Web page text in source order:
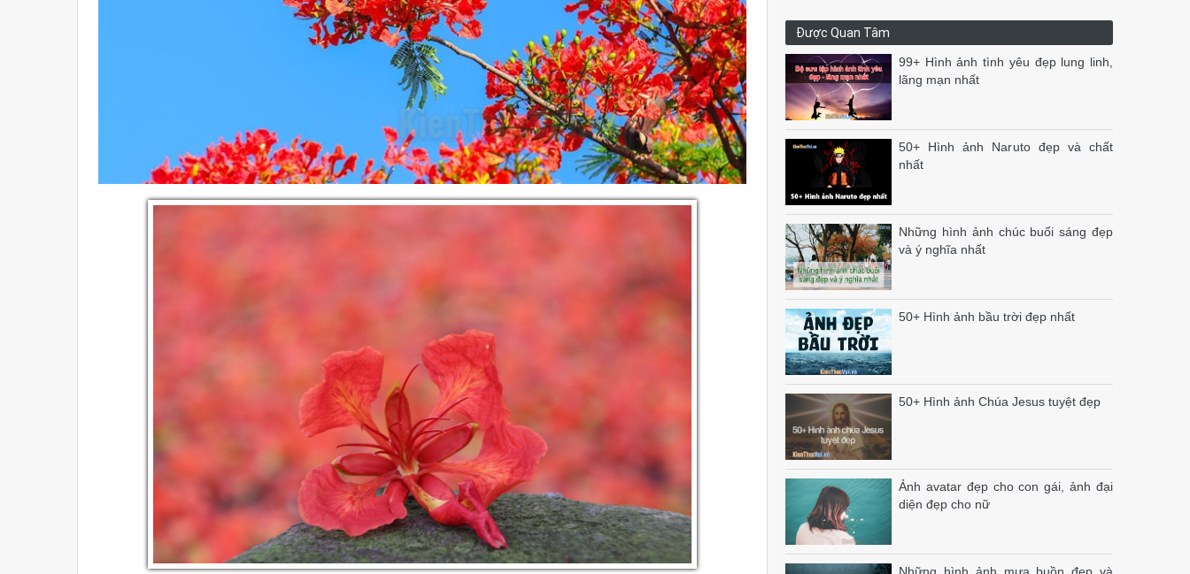
Được Quan Tâm
99+ Hình ảnh tình yêu đẹp lung linh,
lãng mạn nhất
50+ Hình ảnh Naruto đẹp và chất
nhất
Những hình ảnh chúc buổi sáng đẹp
và ý nghĩa nhất
50+ Hình ảnh bầu trời đẹp nhất
50+ Hình ảnh Chúa Jesus tuyệt đẹp
Ảnh avatar đẹp cho con gái, ảnh đại
diện đẹp cho nữ